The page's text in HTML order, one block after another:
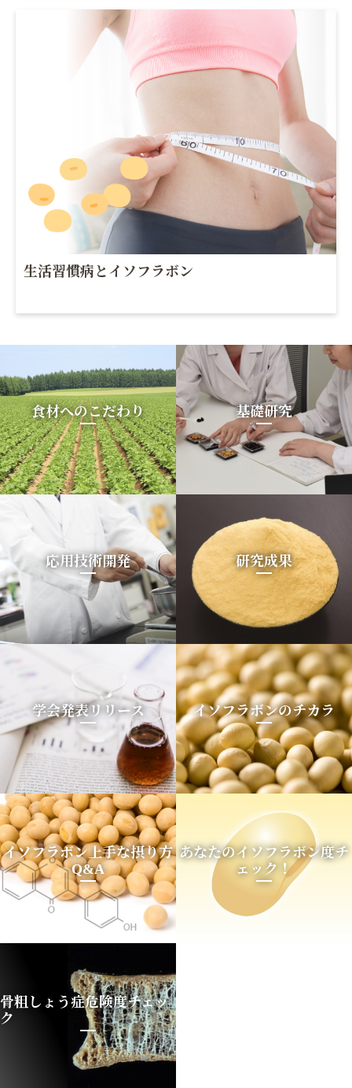
生活習慣病とイソフラボン
食材へのこだわり 基礎研究
応用技術開発 研究成果
学会発表リリース イソフラボンのチカラ
イソフラボン上手な摂り方
Q&A
あなたのイソフラボン度チ
ェック！
骨粗しょう症危険度チェッ
ク